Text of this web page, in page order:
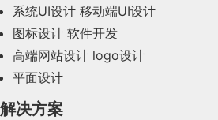
2023年10月(14)
2023年8月(88)
2023年7月(62)
系统UI设计 移动端UI设计
图标设计 软件开发
高端网站设计 logo设计
平面设计
解决方案